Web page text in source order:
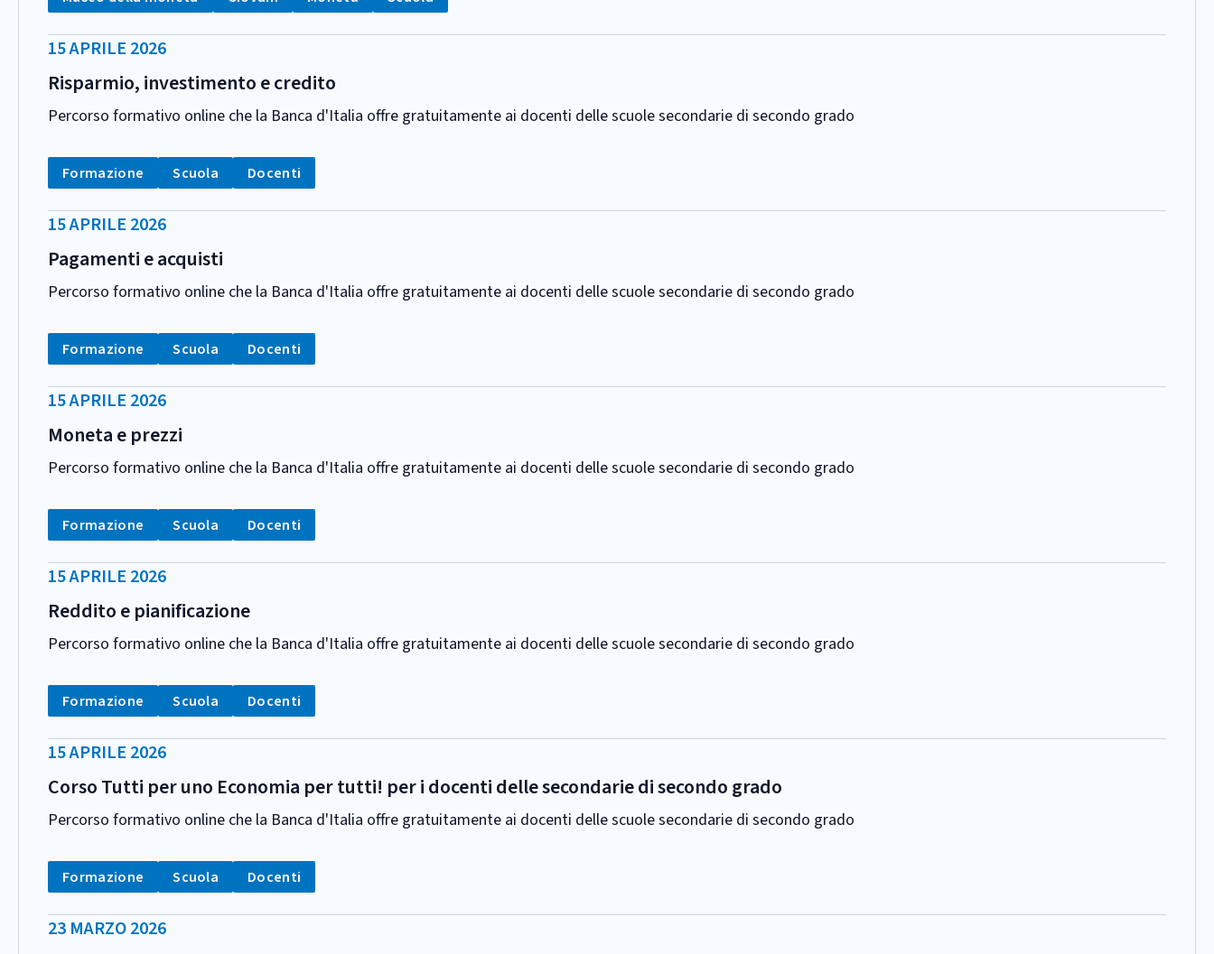
DATA
PUBBLICAZIONE:
15 APRILE 2026
Risparmio, investimento e credito
Percorso formativo online che la Banca d'Italia offre gratuitamente ai docenti delle scuole secondarie di secondo grado
CATEGORIA:
Tag:
Formazione Tag:
Scuola Tag:
Docenti
DATA
PUBBLICAZIONE:
15 APRILE 2026
Pagamenti e acquisti
Percorso formativo online che la Banca d'Italia offre gratuitamente ai docenti delle scuole secondarie di secondo grado
CATEGORIA:
Tag:
Formazione Tag:
Scuola Tag:
Docenti
DATA
PUBBLICAZIONE:
15 APRILE 2026
Moneta e prezzi
Percorso formativo online che la Banca d'Italia offre gratuitamente ai docenti delle scuole secondarie di secondo grado
CATEGORIA:
Tag:
Formazione Tag:
Scuola Tag:
Docenti
DATA
PUBBLICAZIONE:
15 APRILE 2026
Reddito e pianificazione
Percorso formativo online che la Banca d'Italia offre gratuitamente ai docenti delle scuole secondarie di secondo grado
CATEGORIA:
Tag:
Formazione Tag:
Scuola Tag:
Docenti
DATA
PUBBLICAZIONE:
15 APRILE 2026
Corso Tutti per uno Economia per tutti! per i docenti delle secondarie di secondo grado
Percorso formativo online che la Banca d'Italia offre gratuitamente ai docenti delle scuole secondarie di secondo grado
CATEGORIA:
Tag:
Formazione Tag:
Scuola Tag:
Docenti
DATA
23 MARZO 2026